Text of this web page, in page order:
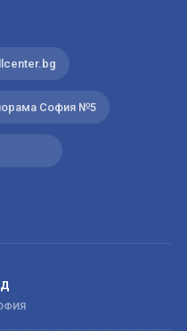
София №5